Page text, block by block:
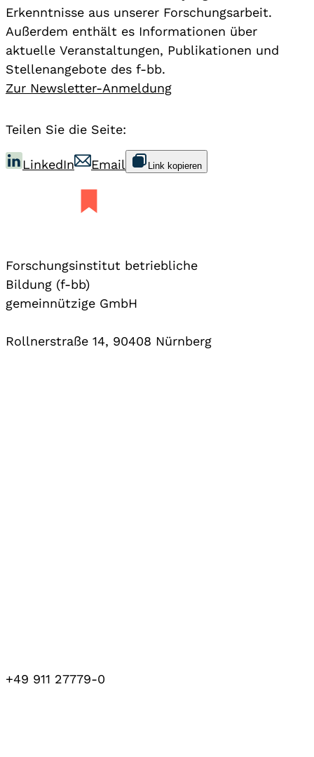
Erkenntnisse aus unserer Forschungsarbeit.
Außerdem enthält es Informationen über
aktuelle Veranstaltungen, Publikationen und
Stellenangebote des f-bb.
Zur Newsletter-Anmeldung
Teilen Sie die Seite:
LinkedIn Email Link kopieren
Forschungsinstitut betriebliche
Bildung (f-bb)
gemeinnützige GmbH
Rollnerstraße 14, 90408 Nürnberg
+49 911 27779-0